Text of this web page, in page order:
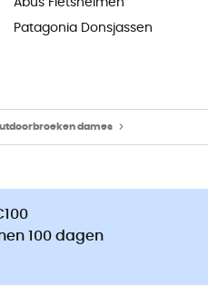
Patagonia Donsjassen
dames
100 dagen